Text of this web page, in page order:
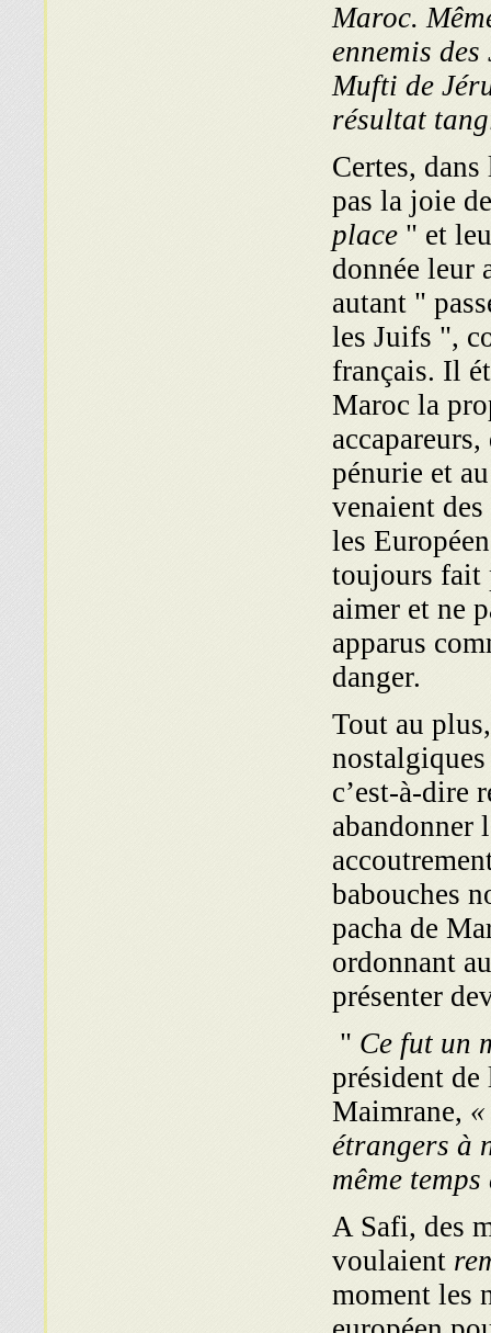
Maroc.
ennemis
Mufti de
résultat
Certes,
pas la joie
place " et
donnée leur
autant "
les Juifs ",
français. Il
Maroc la
pénurie et
venaient
les
toujours fait
aimer et ne
apparus
danger.
Tout au
c’est-à-dire
abandonner
babouches
pacha de
ordonnant
présenter
" Ce fut un
président de
Maimrane,
étrangers à
même
A Safi, des
voulaient
moment les